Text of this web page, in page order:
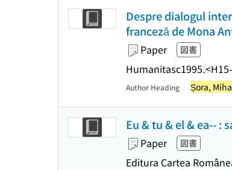
Despre dialogul
franceză de Mona
Paper 図書
Humanitasc1995.
Author Heading Șora,
Eu & tu & el & ea-- :
Paper 図書
Editura Cartea